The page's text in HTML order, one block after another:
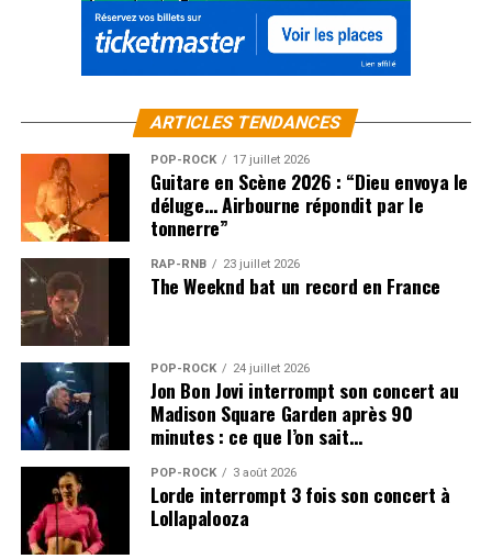
ARTICLES TENDANCES
POP-ROCK 17 juillet 2026
Guitare en Scène 2026 : “Dieu envoya le
déluge… Airbourne répondit par le
tonnerre”
RAP-RNB 23 juillet 2026
The Weeknd bat un record en France
POP-ROCK 24 juillet 2026
Jon Bon Jovi interrompt son concert au
Madison Square Garden après 90
minutes : ce que l’on sait…
POP-ROCK 3 août 2026
Lorde interrompt 3 fois son concert à
Lollapalooza